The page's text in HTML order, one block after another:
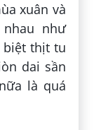
xuân và
như
biệt thịt tu
dai sần
là quá